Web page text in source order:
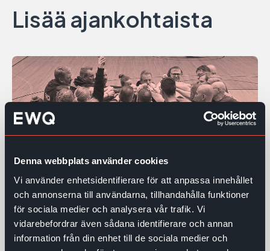
Denna webbplats använder cookies
Vi använder enhetsidentifierare för att anpassa innehållet
och annonserna till användarna, tillhandahålla funktioner
för sociala medier och analysera vår trafik. Vi
vidarebefordrar även sådana identifierare och annan
information från din enhet till de sociala medier och
Lisää ajankohtaista
EWQ publicerar sin VSME-
baserade hållbarhetsrapport för år